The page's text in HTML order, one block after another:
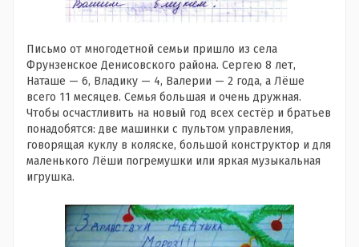
Письмо от многодетной семьи пришло из села
Фрунзенское Денисовского района. Сергею 8 лет,
Наташе — 6, Владику — 4, Валерии — 2 года, а Лёше
всего 11 месяцев. Семья большая и очень дружная.
Чтобы осчастливить на новый год всех сестёр и братьев
понадобятся: две машинки с пультом управления,
говорящая куклу в коляске, большой конструктор и для
маленького Лёши погремушки или яркая музыкальная
игрушка.